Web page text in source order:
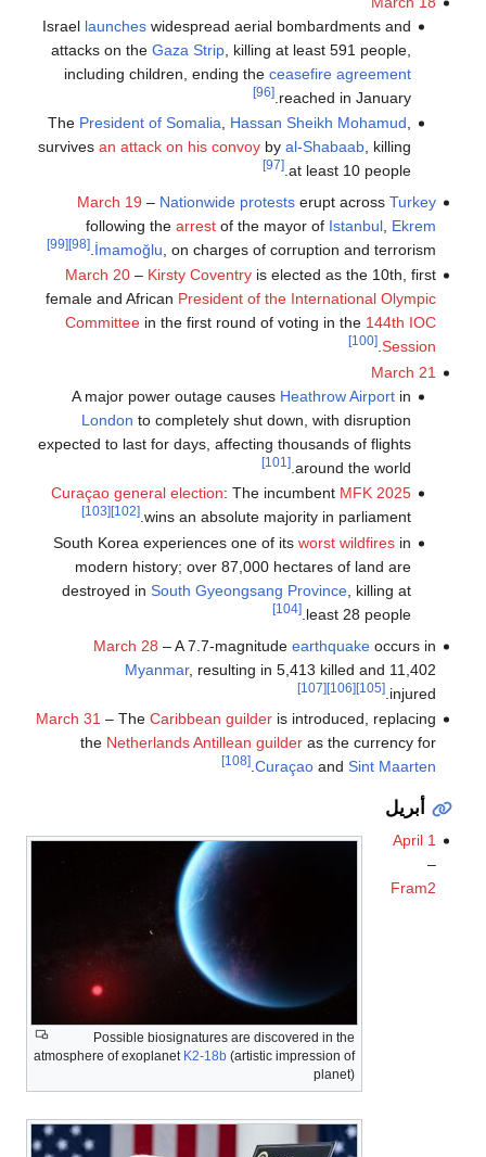
Israel launches widespread aerial bombardments and
attacks on theGaza Strip , killing at least 591 people,
including children, ending theceasefire agreement
reached in January.
[96]
The President of Somalia Hassan Sheikh Mohamud
survivesan attack on his convoy byal-Shabaab , killing
at least 10 people.
[97]
March 19 – Nationwide protestserupt across Turkey
following the arrestof the mayor of Istanbul, Ekrem
İmamoğlu , on charges of corruption and terrorism.
[98]
[99]
March 20– Kirsty Coventryis elected as the 10th, first
female and African President of the International Olympic
Committeein the first round of voting in the 144th IOC
Session
.
[100]
March 21
A major power outage causes Heathrow Airport in
London to completely shut down, with disruption
expected to last for days, affecting thousands of flights
around the world.
[101]
2025 Curaçao general election
: The incumbent MFK
wins an absolute majority in parliament.
[102]
[103]
South Korea experiences one of itsworst wildfires in
modern history; over 87,000 hectares of land are
destroyed inSouth Gyeongsang Province , killing at
least 28 people.
[104]
March 28 – A 7.7-magnitude earthquakeoccurs in
Myanmar, resulting in 5,413 killed and 11,402
injured.
[105]
[106]
[107]
March 31 – The Caribbean guilderis introduced, replacing
the Netherlands Antillean guilderas the currency for
Curaçaoand Sint Maarten
.
[108]
أبريل
Possible biosignatures are discovered in the
atmosphere of exoplanet K2-18b (artistic impression of
planet)
April 1
–
Fram2